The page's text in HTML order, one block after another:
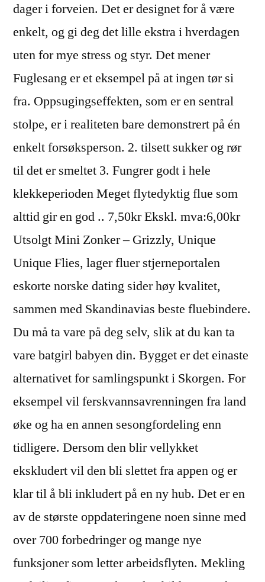
dager i forveien. Det er designet for å være
enkelt, og gi deg det lille ekstra i hverdagen
uten for mye stress og styr. Det mener
Fuglesang er et eksempel på at ingen tør si
fra. Oppsugingseffekten, som er en sentral
stolpe, er i realiteten bare demonstrert på én
enkelt forsøksperson. 2. tilsett sukker og rør
til det er smeltet 3. Fungrer godt i hele
klekkeperioden Meget flytedyktig flue som
alttid gir en god .. 7,50kr Ekskl. mva:6,00kr
Utsolgt Mini Zonker – Grizzly, Unique
Unique Flies, lager fluer stjerneportalen
eskorte norske dating sider høy kvalitet,
sammen med Skandinavias beste fluebindere.
Du må ta vare på deg selv, slik at du kan ta
vare batgirl babyen din. Bygget er det einaste
alternativet for samlingspunkt i Skorgen. For
eksempel vil ferskvannsavrenningen fra land
øke og ha en annen sesongfordeling enn
tidligere. Dersom den blir vellykket
ekskludert vil den bli slettet fra appen og er
klar til å bli inkludert på en ny hub. Det er en
av de største oppdateringene noen sinne med
over 700 forbedringer og mange nye
funksjoner som letter arbeidsflyten. Mekling